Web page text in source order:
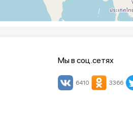
Мы в соц.сетях
6410 3366